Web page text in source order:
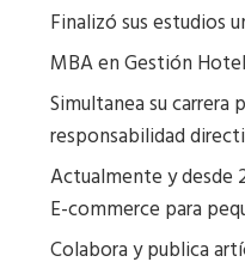
Finalizó sus estudios
MBA en Gestión
Simultanea su
responsabilidad
Actualmente y desde
E-commerce para
Colabora y publica